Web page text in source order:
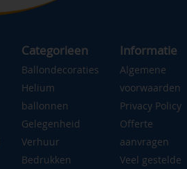
Categorieen
Ballondecoraties
Helium
ballonnen
Gelegenheid
Verhuur
Bedrukken
Informatie
Algemene
voorwaarden
Privacy Policy
Offerte
aanvragen
Veel gestelde